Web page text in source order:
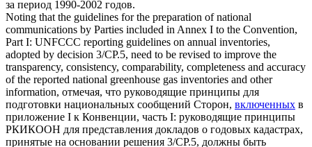
за период 1990-2002 годов.
Noting that the guidelines for the preparation of national
communications by Parties included in Annex I to the Convention,
Part I: UNFCCC reporting guidelines on annual inventories,
adopted by decision 3/CP.5, need to be revised to improve the
transparency, consistency, comparability, completeness and accuracy
of the reported national greenhouse gas inventories and other
information, отмечая, что руководящие принципы для
подготовки национальных сообщений Сторон, включенных в
приложение I к Конвенции, часть I: руководящие принципы
РКИКООН для представления докладов о годовых кадастрах,
принятые на основании решения 3/СР.5, должны быть